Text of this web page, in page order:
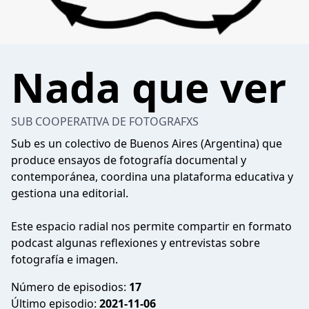
Nada que ver
SUB COOPERATIVA DE FOTOGRAFXS
Sub es un colectivo de Buenos Aires (Argentina) que
produce ensayos de fotografía documental y
contemporánea, coordina una plataforma educativa y
gestiona una editorial.
Este espacio radial nos permite compartir en formato
podcast algunas reflexiones y entrevistas sobre
fotografía e imagen.
Número de episodios: 17
Último episodio: 2021-11-06